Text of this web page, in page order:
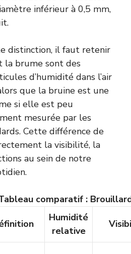
inférieur à 0,5 mm,
distinction, il faut retenir
brume sont des
d’humidité dans l’air
que la bruine est une
si elle est peu
mesurée par les
Cette différence de
la visibilité, la
au sein de notre
comparatif :
Humidité
relative